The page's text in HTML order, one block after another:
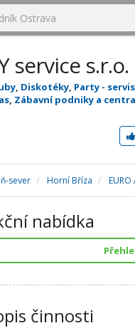
service s.r.o.
, Diskotéky, Party -
, Zábavní podniky a
sever Horní Bříza EURO
nabídka
činnosti